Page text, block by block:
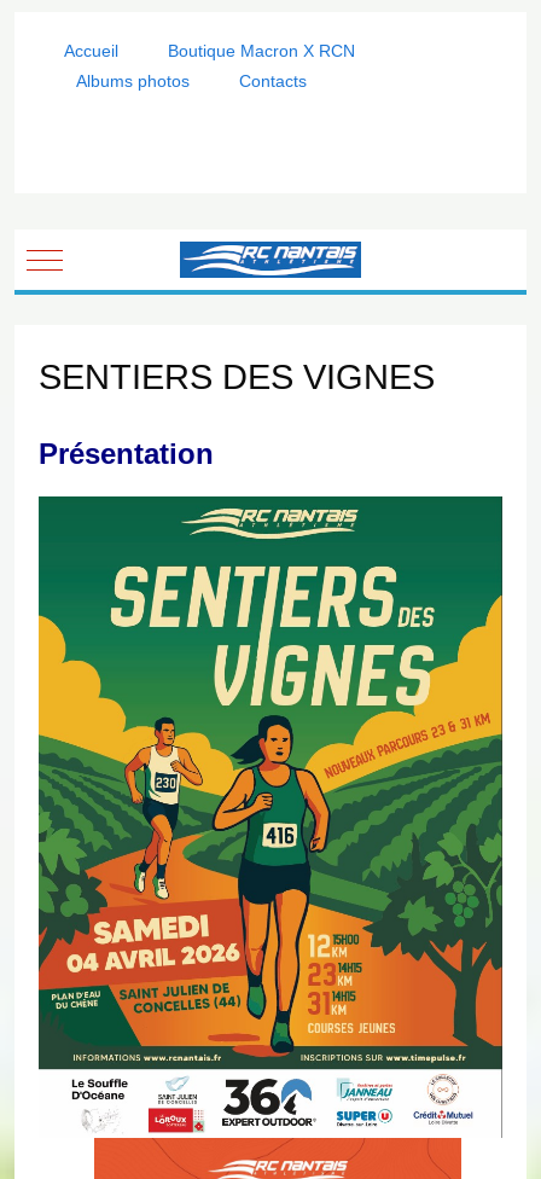
Accueil
Boutique Macron X RCN
Albums photos
Contacts
Mobile Menu Toggle
SENTIERS DES VIGNES
Présentation